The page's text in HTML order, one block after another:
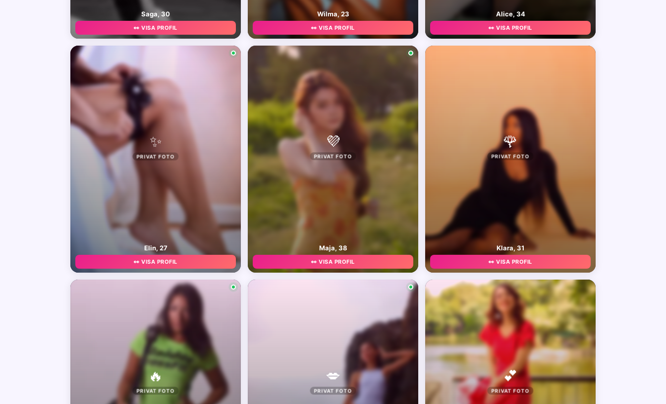
Saga, 30
👀 VISA PROFIL
Wilma, 23
👀 VISA PROFIL
Alice, 34
👀 VISA PROFIL
✨
PRIVAT FOTO
Elin, 27
👀 VISA PROFIL
💜
PRIVAT FOTO
Maja, 38
👀 VISA PROFIL
🌹
PRIVAT FOTO
Klara, 31
👀 VISA PROFIL
🔥
PRIVAT FOTO
💋
PRIVAT FOTO
💕
PRIVAT FOTO